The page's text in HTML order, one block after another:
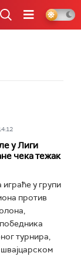
у Лиги
чека тежак
у групи
против
турнира,